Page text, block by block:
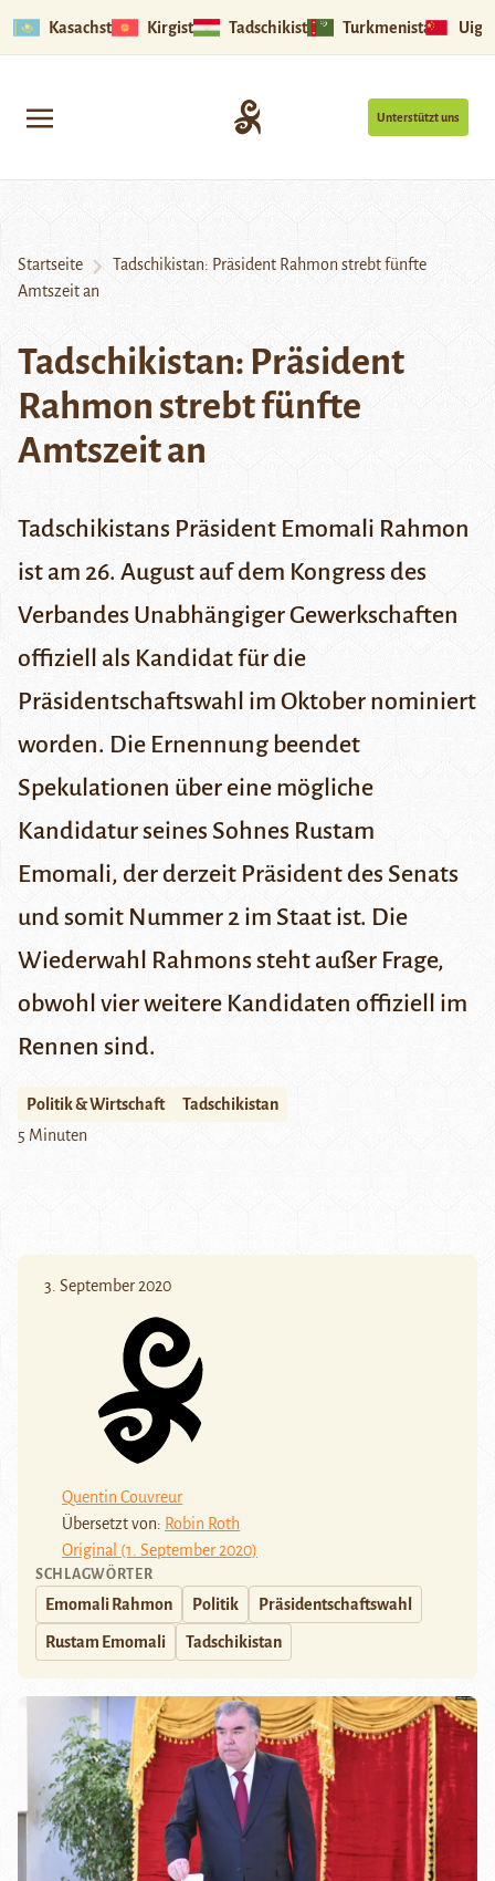
Kasachstan Kirgistan Tadschikistan Turkmenistan
Unterstützt uns
Startseite
Tadschikistan: Präsident Rahmon strebt fünfte
Amtszeit an
Tadschikistan: Präsident
Rahmon strebt fünfte
Amtszeit an
Tadschikistans Präsident Emomali Rahmon
ist am 26. August auf dem Kongress des
Verbandes Unabhängiger Gewerkschaften
offiziell als Kandidat für die
Präsidentschaftswahl im Oktober nominiert
worden. Die Ernennung beendet
Spekulationen über eine mögliche
Kandidatur seines Sohnes Rustam
Emomali, der derzeit Präsident des Senats
und somit Nummer 2 im Staat ist. Die
Wiederwahl Rahmons steht außer Frage,
obwohl vier weitere Kandidaten offiziell im
Rennen sind.
Politik & Wirtschaft
Tadschikistan
5 Minuten
3. September 2020
Quentin Couvreur
Übersetzt von: Robin Roth
Original (1. September 2020)
SCHLAGWÖRTER
Emomali Rahmon Politik Präsidentschaftswahl
Rustam Emomali Tadschikistan